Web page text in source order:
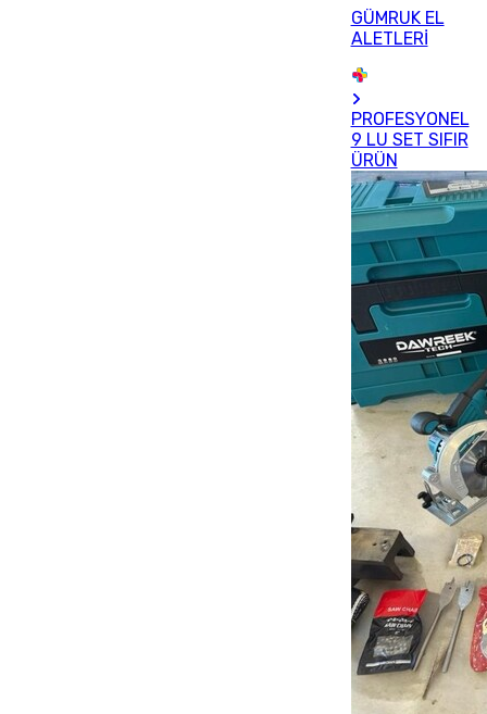
GÜMRUK EL
ALETLERİ
PROFESYONEL
9 LU SET SIFIR
ÜRÜN